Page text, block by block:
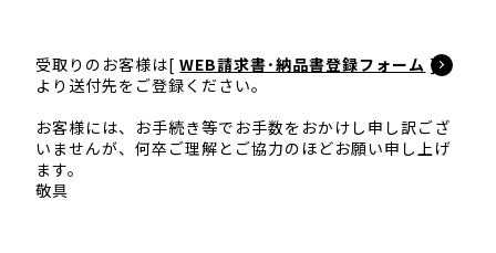
受取りのお客様は[WEB請求書･納品書登録フォーム ]
より送付先をご登録ください。
お客様には、お手続き等でお手数をおかけし申し訳ござ
いませんが、何卒ご理解とご協力のほどお願い申し上げ
ます。
敬具